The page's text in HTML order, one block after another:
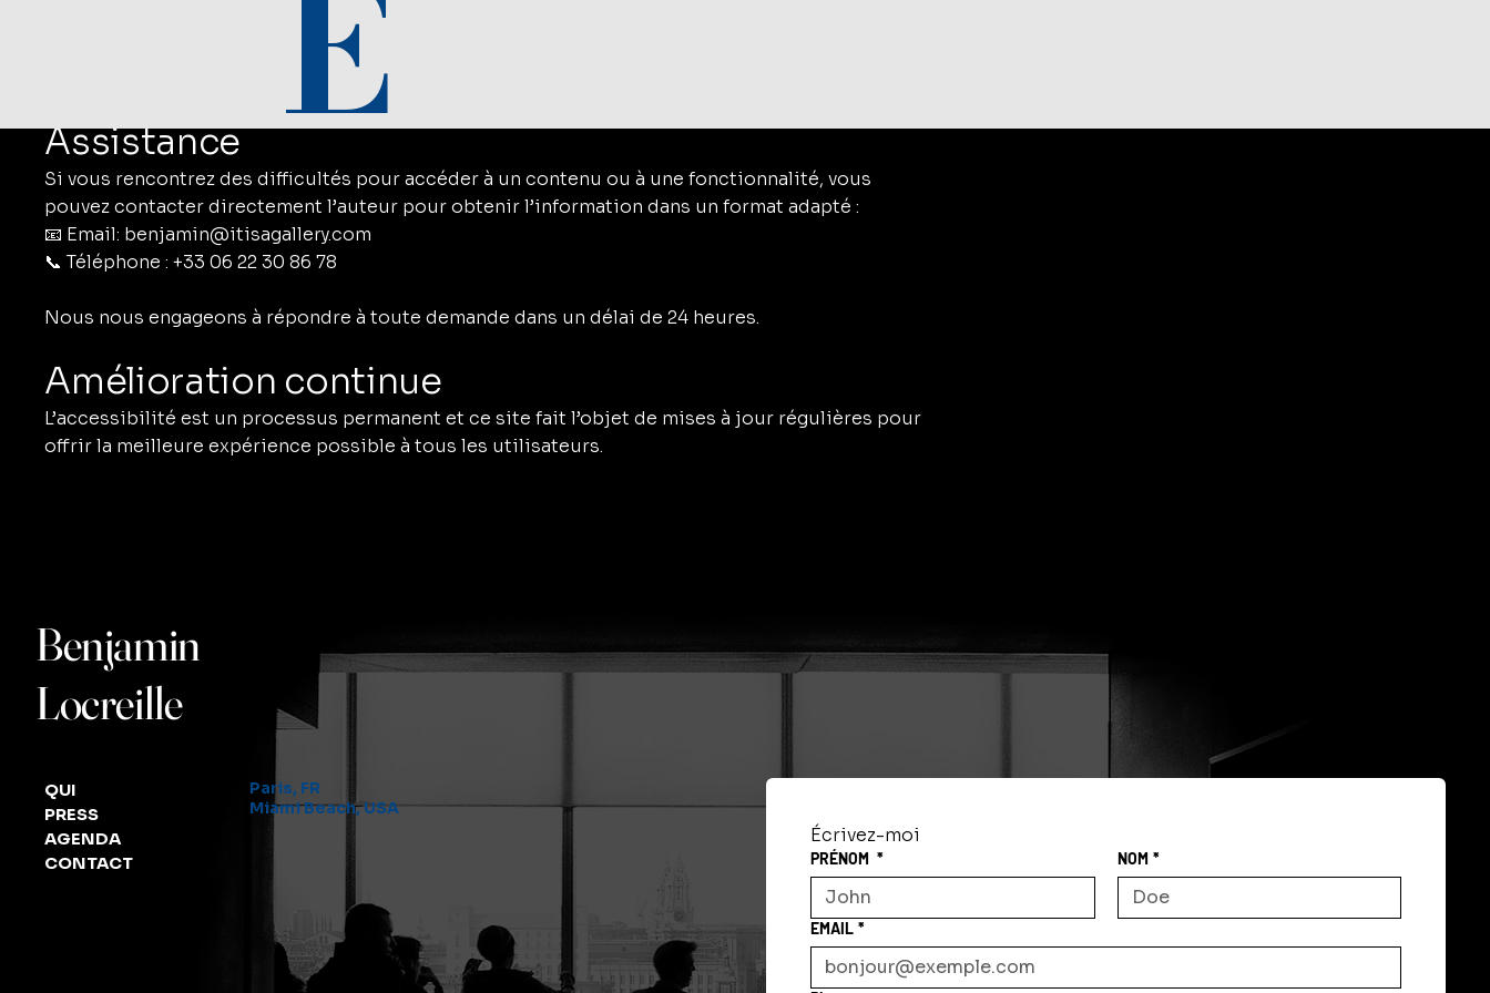
Certains contenus, notamment ceux provenant de services externes ou d’intégrations tierces,
peuvent ne pas respecter pleinement les standards d’accessibilité. Nous travaillons
régulièrement à améliorer ces éléments.
Assistance
Si vous rencontrez des difficultés pour accéder à un contenu ou à une fonctionnalité, vous
pouvez contacter directement l’auteur pour obtenir l’information dans un format adapté :
📧 Email: benjamin@itisagallery.com
📞 Téléphone : +33 06 22 30 86 78
Nous nous engageons à répondre à toute demande dans un délai de 24 heures.
Amélioration continue
L’accessibilité est un processus permanent et ce site fait l’objet de mises à jour régulières pour
offrir la meilleure expérience possible à tous les utilisateurs.
Benjamin
Locreille
QUI
PRESS
AGENDA
CONTACT
Paris, FR
Miami Beach, USA
Écrivez-moi
PRÉNOM * NOM *
EMAIL *